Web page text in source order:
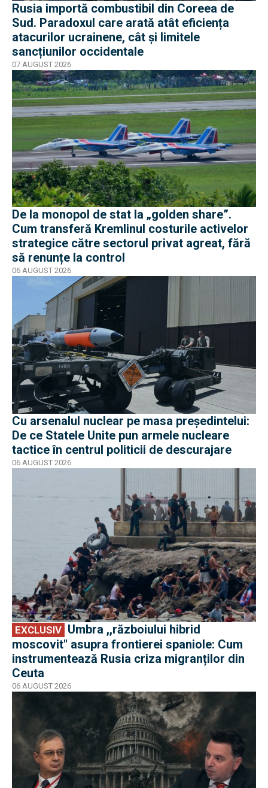
Rusia importă combustibil din Coreea de
Sud. Paradoxul care arată atât eficiența
atacurilor ucrainene, cât și limitele
sancțiunilor occidentale
07 AUGUST 2026
De la monopol de stat la „golden share”.
Cum transferă Kremlinul costurile activelor
strategice către sectorul privat agreat, fără
să renunțe la control
06 AUGUST 2026
Cu arsenalul nuclear pe masa preşedintelui:
De ce Statele Unite pun armele nucleare
tactice în centrul politicii de descurajare
06 AUGUST 2026
EXCLUSIV
moscovit'' asupra frontierei spaniole: Cum
instrumentează Rusia criza migranților din
Ceuta
06 AUGUST 2026